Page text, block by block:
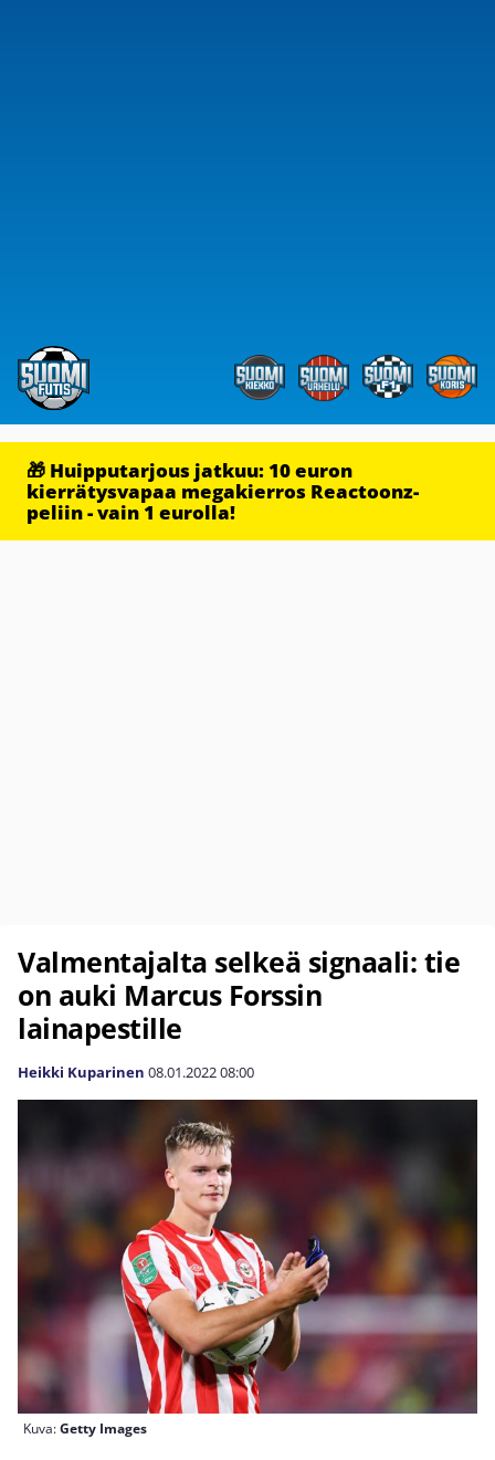
🎁 Huipputarjous jatkuu: 10 euron
kierrätysvapaa megakierros Reactoonz-
peliin - vain 1 eurolla!
Valmentajalta selkeä signaali: tie
on auki Marcus Forssin
lainapestille
Heikki Kuparinen 08.01.202208:00
Kuva:Getty Images